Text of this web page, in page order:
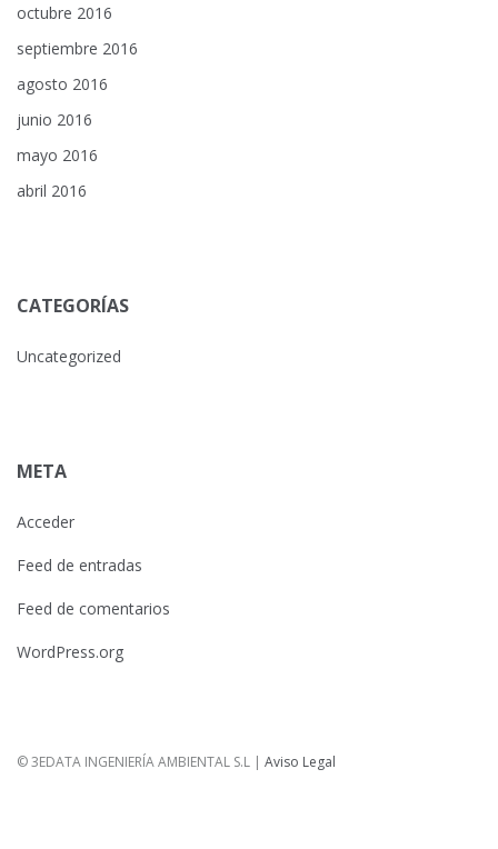
octubre 2016
septiembre 2016
agosto 2016
junio 2016
mayo 2016
abril 2016
CATEGORÍAS
Uncategorized
META
Acceder
Feed de entradas
Feed de comentarios
WordPress.org
© 3EDATA INGENIERÍA AMBIENTAL S.L | Aviso Legal